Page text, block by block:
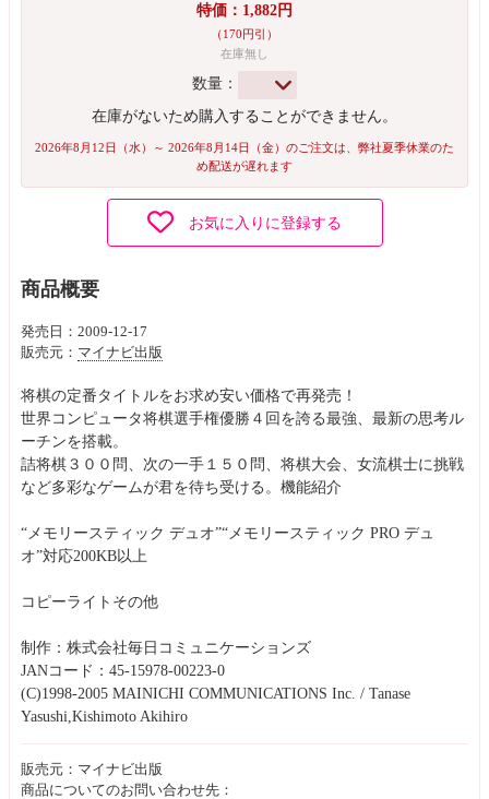
特価：1,882円
（170円引）
在庫無し
数量：
在庫がないため購入することができません。
2026年8月12日（水）～ 2026年8月14日（金）のご注文は、弊社夏季休業のた
め配送が遅れます
お気に入りに登録する
商品概要
発売日：2009-12-17
販売元： マイナビ出版
将棋の定番タイトルをお求め安い価格で再発売！
世界コンピュータ将棋選手権優勝４回を誇る最強、最新の思考ル
ーチンを搭載。
詰将棋３００問、次の一手１５０問、将棋大会、女流棋士に挑戦
など多彩なゲームが君を待ち受ける。機能紹介
“メモリースティック デュオ”“メモリースティック PRO デュ
オ”対応200KB以上
コピーライトその他
制作：株式会社毎日コミュニケーションズ
JANコード：45-15978-00223-0
(C)1998-2005 MAINICHI COMMUNICATIONS Inc. / Tanase
Yasushi,Kishimoto Akihiro
販売元：マイナビ出版
商品についてのお問い合わせ先：